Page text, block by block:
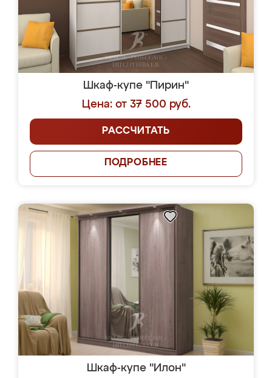
Шкаф-купе "Пирин"
Цена: от 37 500 руб.
РАССЧИТАТЬ
ПОДРОБНЕЕ
Шкаф-купе "Илон"